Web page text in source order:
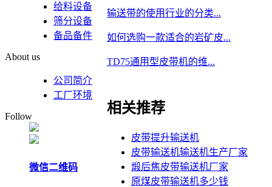
输送带的使用行业的分类...
如何选购一款适合的岩矿皮...
TD75通用型皮带机的维...
相关推荐
皮带提升输送机
皮带输送机输送机生产厂家
煅后焦皮带输送机厂家
原煤皮带输送机多少钱
给料设备
筛分设备
备品备件
About us
公司简介
工厂环境
Follow
微信二维码